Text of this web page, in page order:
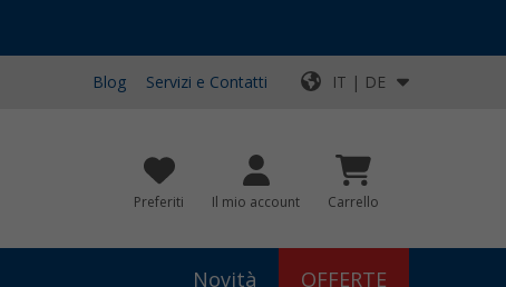
Blog Servizi e Contatti IT | DE
Preferiti Il mio account Carrello
Novità OFFERTE